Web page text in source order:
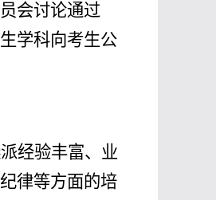
会讨论通过
学科向考生公
经验丰富、业
律等方面的培